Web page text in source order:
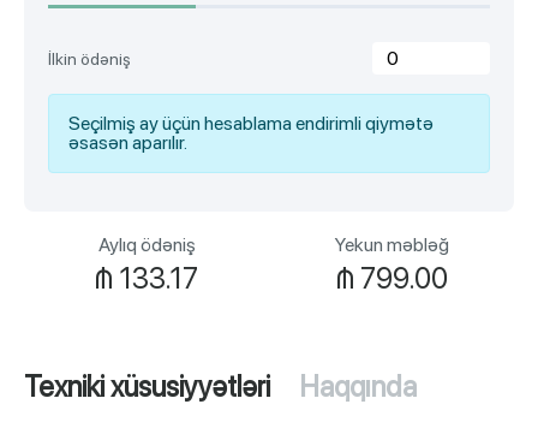
İlkin ödəniş
Seçilmiş ay üçün hesablama endirimli qiymətə
əsasən aparılır.
Aylıq ödəniş
₼ 133.17
Yekun məbləğ
₼ 799.00
Texniki xüsusiyyətləri Haqqında